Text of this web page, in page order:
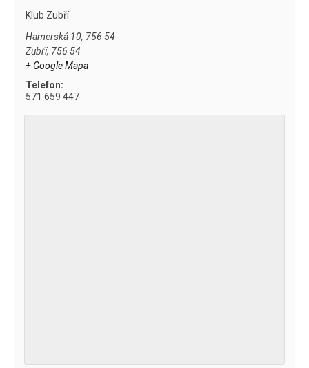
Klub Zubří
Hamerská 10, 756 54
Zubří, 756 54
+ Google Mapa
Telefon:
571 659 447